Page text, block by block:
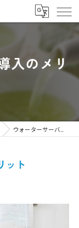
入のメリ
ウォーターサーバー導入のメリット
ット